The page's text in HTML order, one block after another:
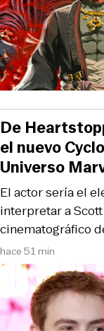
hace 51 min
El actor sería el
interpretar a
cinematográfico
De
el nuevo
Universo